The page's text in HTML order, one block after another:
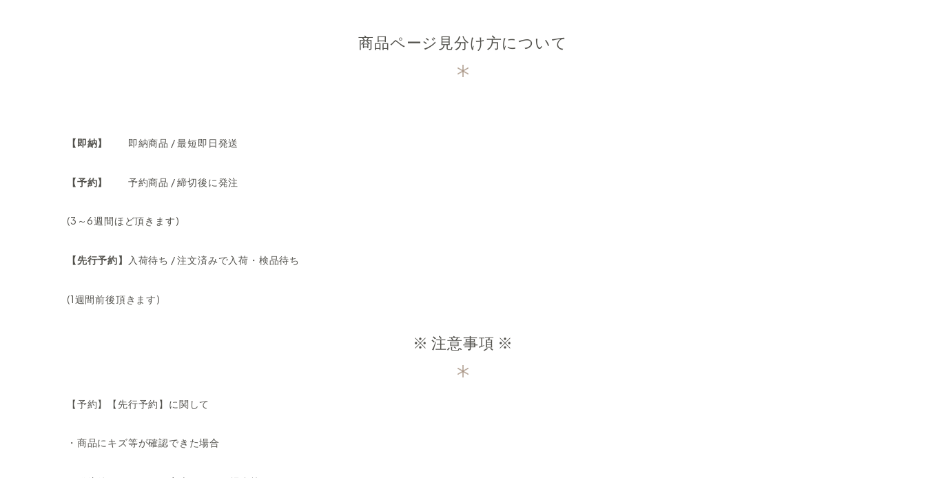
商品ページ見分け方について
【即納】 即納商品 / 最短即日発送
【予約】 予約商品 / 締切後に発注
(3～6週間ほど頂きます)
【先行予約】 入荷待ち / 注文済みで入荷・検品待ち
(1週間前後頂きます)
※ 注意事項 ※
【予約】【先行予約】に関して
・商品にキズ等が確認できた場合